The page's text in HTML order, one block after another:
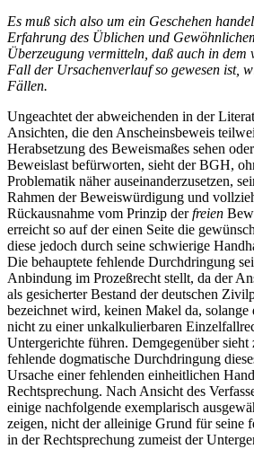
Es muß sich also um ein Geschehen
Erfahrung des Üblichen und
Überzeugung vermitteln, daß auch in dem
Fall der Ursachenverlauf so gewesen ist,
Fällen.
Ungeachtet der abweichenden in der
Ansichten, die den Anscheinsbeweis
Herabsetzung des Beweismaßes sehen
Beweislast befürworten, sieht der BGH,
Problematik näher auseinanderzusetzen,
Rahmen der Beweiswürdigung und
Rückausnahme vom Prinzip derfreien
erreicht so auf der einen Seite die
diese jedoch durch seine schwierige
Die behauptete fehlende Durchdringung
Anbindung im Prozeßrecht stellt, da der
als gesicherter Bestand der deutschen
bezeichnet wird, keinen Makel da, solange
nicht zu einer unkalkulierbaren
Untergerichte führen. Demgegenüber sieht
fehlende dogmatische Durchdringung
Ursache einer fehlenden einheitlichen
Rechtsprechung. Nach Ansicht des
einige nachfolgende exemplarisch
zeigen, nicht der alleinige Grund für seine
in der Rechtsprechung zumeist der